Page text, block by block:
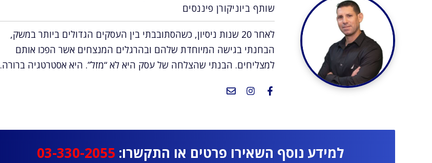
שותף ביוניקורן פיננסים
לאחר 20 שנות ניסיון, כשהסתובבתי בין העסקים הגדולים ביותר במשק,
הבחנתי בגישה המיוחדת שלהם ובהרגלים המנצחים אשר הפכו אותם
למצליחים. הבנתי שהצלחה של עסק היא לא “מזל”. היא אסטרטגיה ברורה.
למידע נוסף השאירו פרטים או התקשרו: 03-330-2055